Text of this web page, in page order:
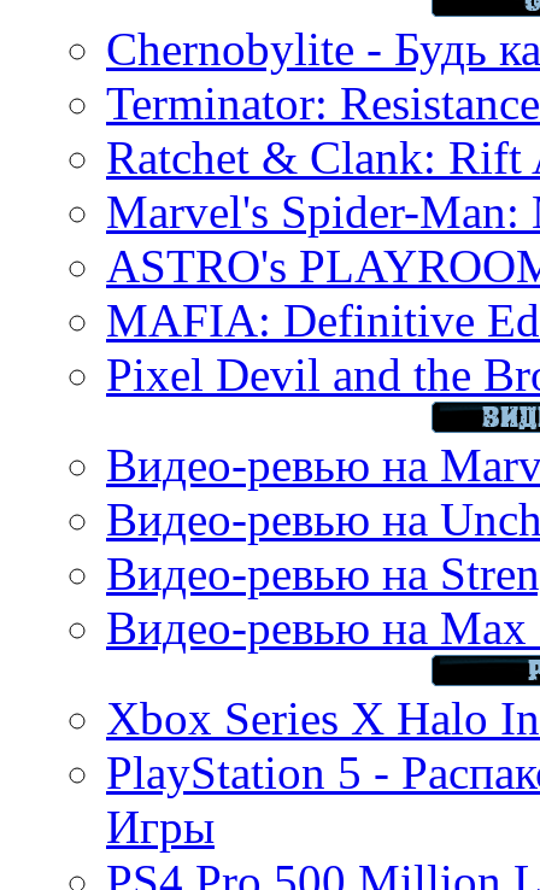
Chernobylite - Будь
Terminator:
Ratchet & Clank: Rift
Marvel's Spider-Man:
ASTRO's
MAFIA: Definitive
Pixel Devil and the
Видео-ревью на
Видео-ревью на
Видео-ревью на
Видео-ревью на Max
Xbox Series X Halo
PlayStation 5 -
Игры